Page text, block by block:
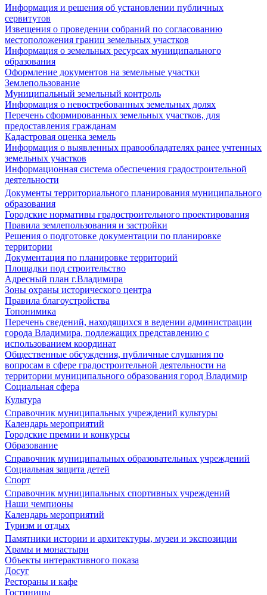
Информация и решения об установлении публичных
сервитутов
Извещения о проведении собраний по согласованию
местоположения границ земельных участков
Информация о земельных ресурсах муниципального
образования
Оформление документов на земельные участки
Землепользование
Муниципальный земельный контроль
Информация о невостребованных земельных долях
Перечень сформированных земельных участков, для
предоставления гражданам
Кадастровая оценка земель
Информация о выявленных правообладателях ранее учтенных
земельных участков
Информационная система обеспечения градостроительной
деятельности
Документы территориального планирования муниципального
образования
Городские нормативы градостроительного проектирования
Правила землепользования и застройки
Решения о подготовке документации по планировке
территории
Документация по планировке территорий
Площадки под строительство
Адресный план г.Владимира
Зоны охраны исторического центра
Правила благоустройства
Топонимика
Перечень сведений, находящихся в ведении администрации
города Владимира, подлежащих представлению с
использованием координат
Общественные обсуждения, публичные слушания по
вопросам в сфере градостроительной деятельности на
территории муниципального образования город Владимир
Социальная сфера
Культура
Справочник муниципальных учреждений культуры
Календарь мероприятий
Городские премии и конкурсы
Образование
Справочник муниципальных образовательных учреждений
Социальная защита детей
Спорт
Справочник муниципальных спортивных учреждений
Наши чемпионы
Календарь мероприятий
Туризм и отдых
Памятники истории и архитектуры, музеи и экспозиции
Храмы и монастыри
Объекты интерактивного показа
Досуг
Рестораны и кафе
Гостиницы